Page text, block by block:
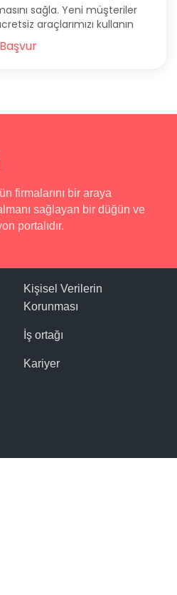
sağla. Yeni müşteriler
araçlarımızı kullanın
Başvur
firmalarını bir araya
sağlayan bir düğün ve
portalıdır.
Kişisel Verilerin
Korunması
İş ortağı
Kariyer